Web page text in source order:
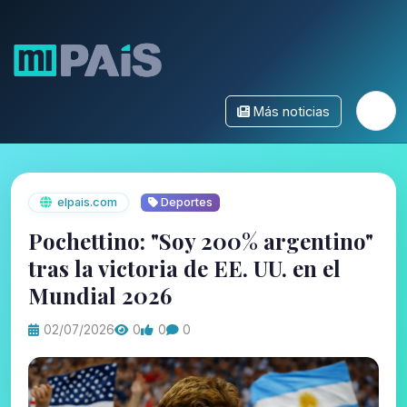
Más noticias
elpais.com Deportes
Pochettino: "Soy 200% argentino"
tras la victoria de EE. UU. en el
Mundial 2026
02/07/2026 0 0 0